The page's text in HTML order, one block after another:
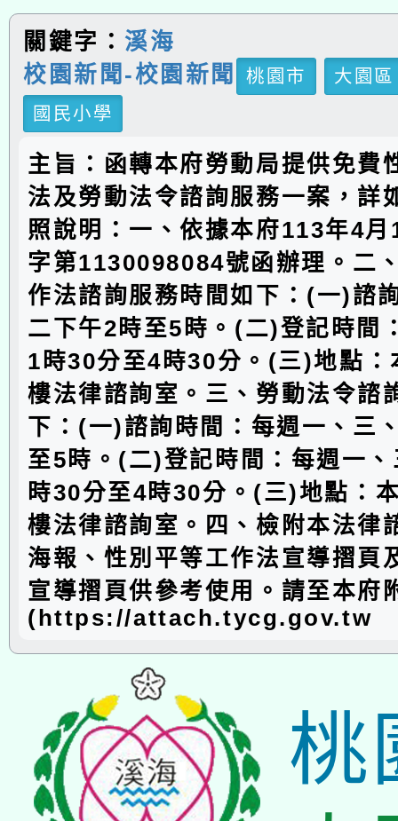
關鍵字： 溪海
校園新聞-校園新聞
桃園市
大園區
國民小學
主旨：函轉本府勞動局提供免費
法及勞動法令諮詢服務一案，詳
照說明：一、依據本府113年4
字第1130098084號函辦理。二
作法諮詢服務時間如下：(一)諮
二下午2時至5時。(二)登記時間
1時30分至4時30分。(三)地點：
樓法律諮詢室。三、勞動法令諮
下：(一)諮詢時間：每週一、三
至5時。(二)登記時間：每週一
時30分至4時30分。(三)地點：
樓法律諮詢室。四、檢附本法律
海報、性別平等工作法宣導摺頁
宣導摺頁供參考使用。請至本府
(https://attach.tycg.gov.tw
桃